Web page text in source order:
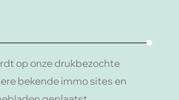
op onze drukbezochte
bekende immo sites en